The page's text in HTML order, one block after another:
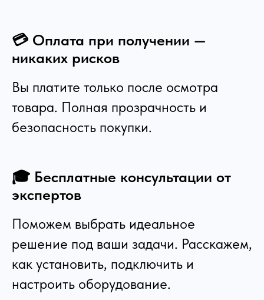
💳 Оплата при получении —
никаких рисков
Вы платите только после осмотра
товара. Полная прозрачность и
безопасность покупки.
🎓 Бесплатные консультации от
экспертов
Поможем выбрать идеальное
решение под ваши задачи. Расскажем,
как установить, подключить и
настроить оборудование.